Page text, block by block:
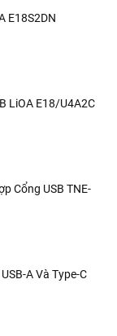
E18S2DN
LiOA E18/U4A2C
Cổng USB TNE-
A Và Type-C